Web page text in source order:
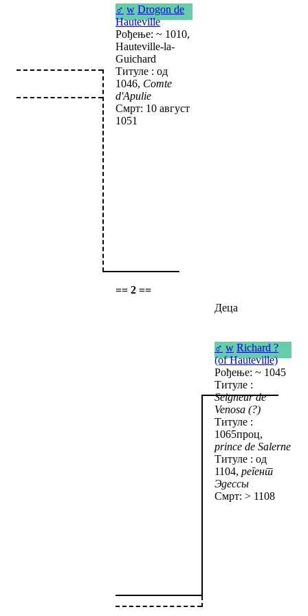
♂ w Drogon de
Hauteville
Рођење: ~ 1010,
Hauteville-la-
Guichard
Титуле : од
1046, Comte
d'Apulie
Смрт: 10 август
1051
== 2 ==
Деца
♂ w Richard ?
(of Hauteville)
Рођење: ~ 1045
Титуле :
Seigneur de
Venosa (?)
Титуле :
1065проц,
prince de Salerne
Титуле : од
1104, регент
Эдессы
Смрт: > 1108